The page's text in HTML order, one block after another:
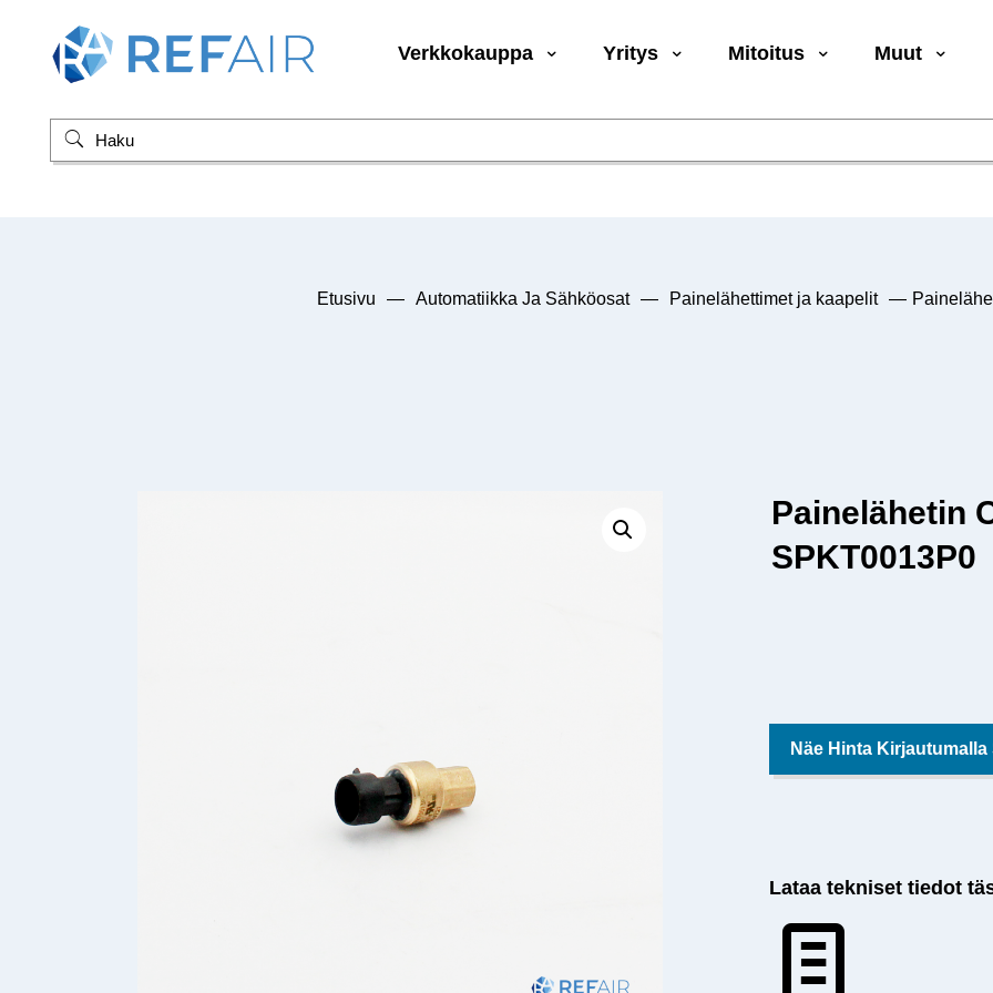
Verkkokauppa Yritys Mitoitus Muut
Etusivu — Automatiikka Ja Sähköosat — Painelähettimet ja kaapelit —
Painelähetin
SPKT0013P0
Näe Hinta Kirjautumalla
Lataa tekniset tiedot